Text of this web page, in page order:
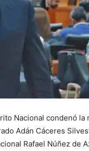
Nacional condenó la
Adán Cáceres
Rafael Núñez de